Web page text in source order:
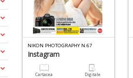
NIKON PHOTOGRAPHY N.67
Instagram
Cartacea Digitale